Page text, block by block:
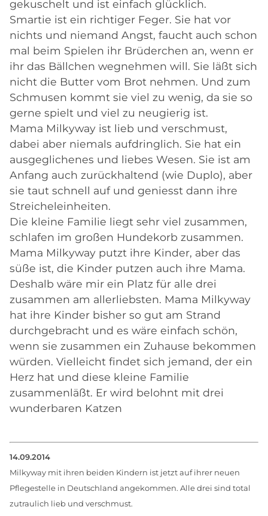
gekuschelt und ist einfach glücklich.
Smartie ist ein richtiger Feger. Sie hat vor
nichts und niemand Angst, faucht auch schon
mal beim Spielen ihr Brüderchen an, wenn er
ihr das Bällchen wegnehmen will. Sie läßt sich
nicht die Butter vom Brot nehmen. Und zum
Schmusen kommt sie viel zu wenig, da sie so
gerne spielt und viel zu neugierig ist.
Mama Milkyway ist lieb und verschmust,
dabei aber niemals aufdringlich. Sie hat ein
ausgeglichenes und liebes Wesen. Sie ist am
Anfang auch zurückhaltend (wie Duplo), aber
sie taut schnell auf und geniesst dann ihre
Streicheleinheiten.
Die kleine Familie liegt sehr viel zusammen,
schlafen im großen Hundekorb zusammen.
Mama Milkyway putzt ihre Kinder, aber das
süße ist, die Kinder putzen auch ihre Mama.
Deshalb wäre mir ein Platz für alle drei
zusammen am allerliebsten. Mama Milkyway
hat ihre Kinder bisher so gut am Strand
durchgebracht und es wäre einfach schön,
wenn sie zusammen ein Zuhause bekommen
würden. Vielleicht findet sich jemand, der ein
Herz hat und diese kleine Familie
zusammenläßt. Er wird belohnt mit drei
wunderbaren Katzen
14.09.2014
Milkyway mit ihren beiden Kindern ist jetzt auf ihrer neuen
Pflegestelle in Deutschland angekommen. Alle drei sind total
zutraulich lieb und verschmust.